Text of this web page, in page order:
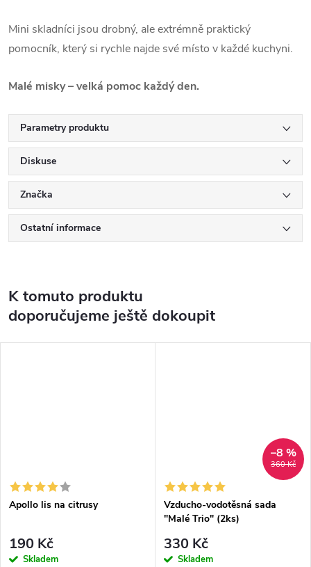
Mini skladníci jsou drobný, ale extrémně praktický
pomocník, který si rychle najde své místo v každé kuchyni.
Malé misky – velká pomoc každý den.
Parametry produktu
Diskuse
Značka
Ostatní informace
K tomuto produktu
doporučujeme ještě dokoupit
Apollo lis na citrusy
190 Kč
Skladem
360 Kč
–8 %
Vzducho-vodotěsná sada
"Malé Trio" (2ks)
330 Kč
Skladem